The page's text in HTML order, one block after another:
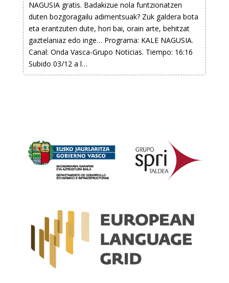
NAGUSIA gratis. Badakizue nola funtzionatzen
duten bozgoragailu adimentsuak? Zuk galdera bota
eta erantzuten dute, hori bai, orain arte, behitzat
gaztelaniaz edo inge… Programa: KALE NAGUSIA.
Canal: Onda Vasca-Grupo Noticias. Tiempo: 16:16
Subido 03/12 a l…